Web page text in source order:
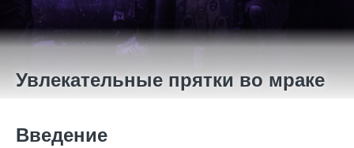
Увлекательные прятки во мраке
Введение